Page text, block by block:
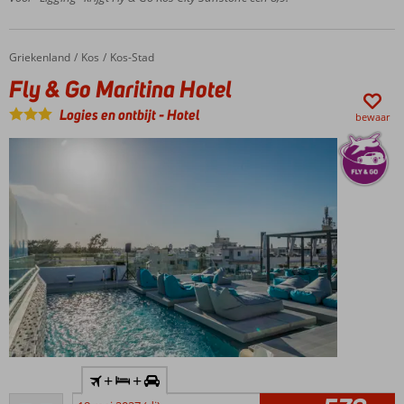
hotel
Home
Griekenland Kos Kos-Stad
Fly & Go Maritina Hotel
Fly & Go Maritina Hotel
Logies en ontbijt-Hotel bewaar
+ +